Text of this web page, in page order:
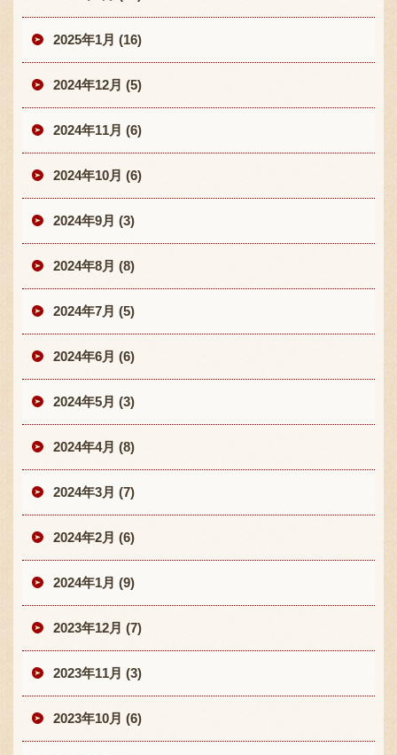
2025年1月 (16)
2024年12月 (5)
2024年11月 (6)
2024年10月 (6)
2024年9月 (3)
2024年8月 (8)
2024年7月 (5)
2024年6月 (6)
2024年5月 (3)
2024年4月 (8)
2024年3月 (7)
2024年2月 (6)
2024年1月 (9)
2023年12月 (7)
2023年11月 (3)
2023年10月 (6)